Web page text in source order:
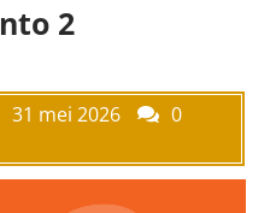
2
31 mei 2026
0